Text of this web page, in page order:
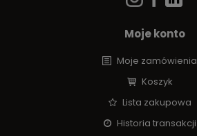
Moje konto
Moje zamówienia
Koszyk
Lista zakupowa
Historia transakcji